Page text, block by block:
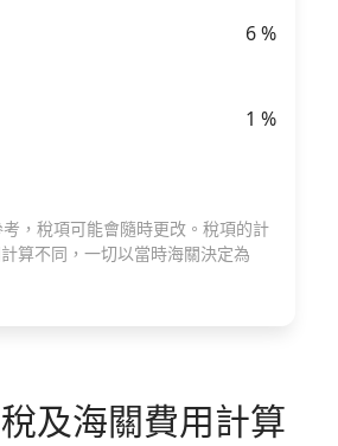
6%
1 %
，稅項可能會隨時更改。稅項的計
算不同，一切以當時海關決定為
及海關費用計算